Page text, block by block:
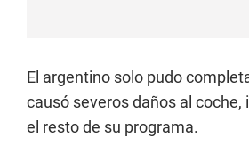
El argentino solo pudo
causó severos daños al
el resto de su programa.